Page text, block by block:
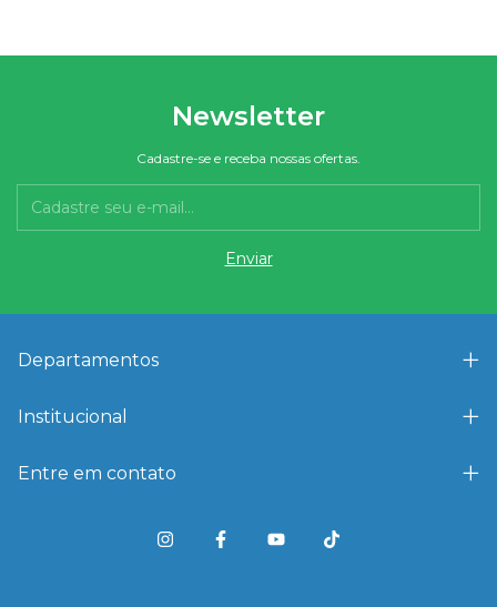
Newsletter
Cadastre-se e receba nossas ofertas.
Departamentos
Institucional
Entre em contato